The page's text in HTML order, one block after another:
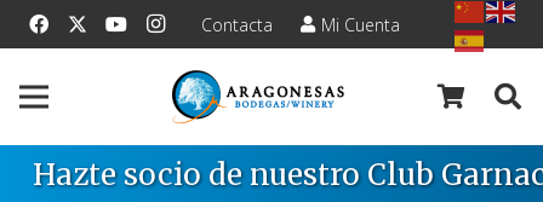
Contacta Mi Cuenta
Hazte socio de nuestro Club